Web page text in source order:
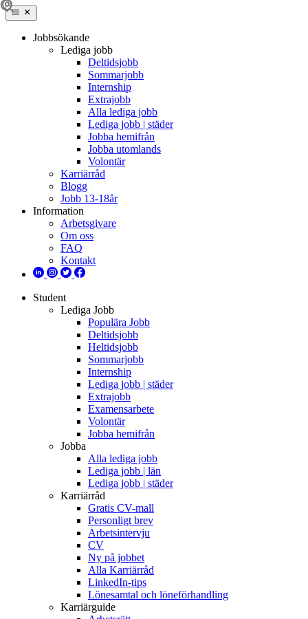
Jobbsökande
Lediga jobb
Deltidsjobb
Sommarjobb
Internship
Extrajobb
Alla lediga jobb
Lediga jobb | städer
Jobba hemifrån
Jobba utomlands
Volontär
Karriärråd
Blogg
Jobb 13-18år
Information
Arbetsgivare
Om oss
FAQ
Kontakt
Student
Lediga Jobb
Populära Jobb
Deltidsjobb
Heltidsjobb
Sommarjobb
Internship
Lediga jobb | städer
Extrajobb
Examensarbete
Volontär
Jobba hemifrån
Jobba
Alla lediga jobb
Lediga jobb | län
Lediga jobb | städer
Karriärråd
Gratis CV-mall
Personligt brev
Arbetsintervju
CV
Ny på jobbet
Alla Karriärråd
LinkedIn-tips
Lönesamtal och löneförhandling
Karriärguide